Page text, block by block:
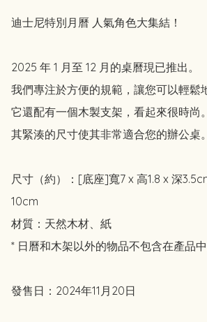
迪士尼特別月曆 人氣角色大集結！
2025 年 1 月至 12 月的桌曆現已推出。
我們專注於方便的規範，讓您可以輕鬆
它還配有一個木製支架，看起來很時尚。
其緊湊的尺寸使其非常適合您的辦公桌。
尺寸（約）：[底座]寬7 x 高1.8 x 深
10cm
材質：天然木材、紙
* 日曆和木架以外的物品不包含在產品中
發售日：2024年11月20日